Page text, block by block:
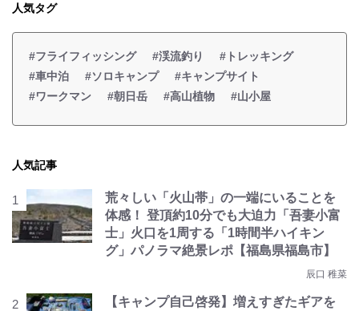
人気タグ
#フライフィッシング #渓流釣り
#トレッキング
#車中泊
#ソロキャンプ
#キャンプサイト
#ワークマン
#朝日岳 #高山植物 #山小屋
人気記事
荒々しい「火山帯」の一端にいることを
体感！ 登頂約10分でも大迫力「吾妻小富
士」火口を1周する「1時間半ハイキン
グ」パノラマ絶景レポ【福島県福島市】
辰口 稚菜
【キャンプ自己啓発】増えすぎたギアを